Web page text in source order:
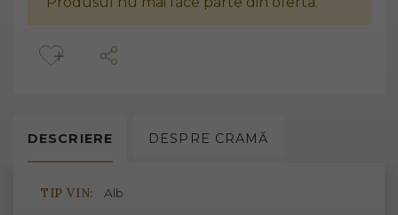
DESCRIERE DESPRE CRAMĂ
TIP VIN: Alb